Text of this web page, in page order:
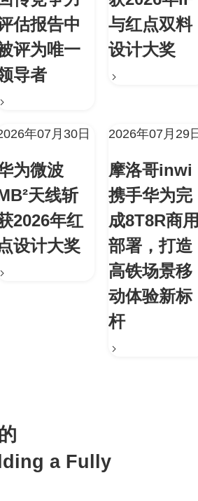
估报告中
评为唯一
导者
与红点双料
设计大奖
年07月30日
为微波
天线斩
2026年红
设计大奖
2026年07月29
摩洛哥inwi
携手华为完
成8T8R商
部署，打造
高铁场景移
动体验新标
杆
a Fully